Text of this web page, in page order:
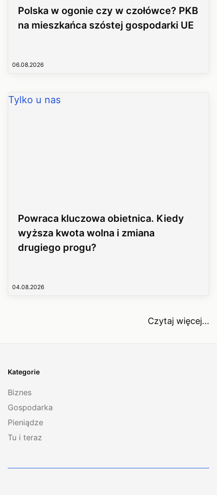
Polska w ogonie czy w czołówce? PKB
na mieszkańca szóstej gospodarki UE
06.08.2026
Tylko u nas
Powraca kluczowa obietnica. Kiedy
wyższa kwota wolna i zmiana
drugiego progu?
04.08.2026
Czytaj więcej...
Kategorie
Biznes
Gospodarka
Pieniądze
Tu i teraz